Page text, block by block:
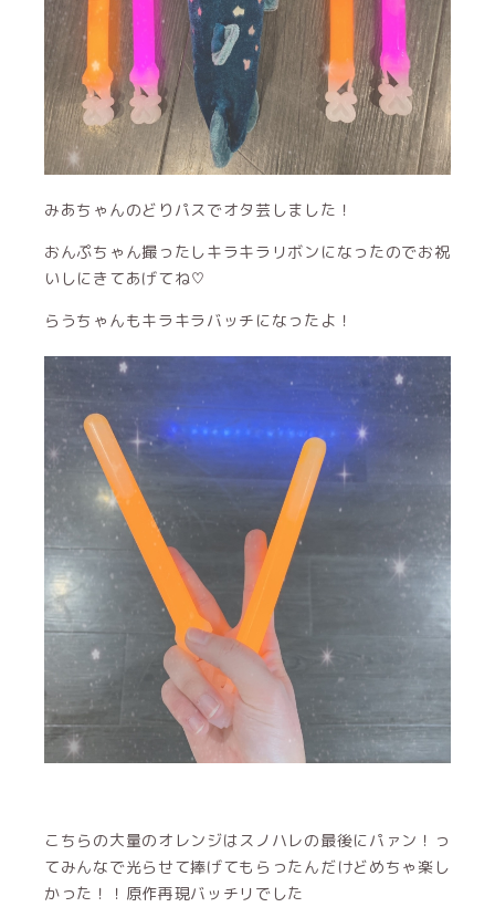
みあちゃんのどりパスでオタ芸しました！
おんぷちゃん撮ったしキラキラリボンになったのでお祝
いしにきてあげてね♡
らうちゃんもキラキラバッチになったよ！
こちらの大量のオレンジはスノハレの最後にパァン！っ
てみんなで光らせて捧げてもらったんだけどめちゃ楽し
かった！！原作再現バッチリでした